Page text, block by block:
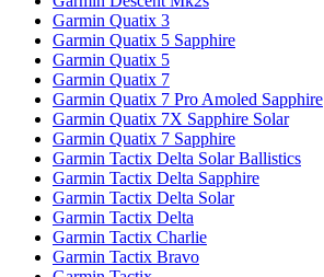
Garmin Quatix 3
Garmin Quatix 5 Sapphire
Garmin Quatix 5
Garmin Quatix 7
Garmin Quatix 7 Pro Amoled Sapphire
Garmin Quatix 7X Sapphire Solar
Garmin Quatix 7 Sapphire
Garmin Tactix Delta Solar Ballistics
Garmin Tactix Delta Sapphire
Garmin Tactix Delta Solar
Garmin Tactix Delta
Garmin Tactix Charlie
Garmin Tactix Bravo